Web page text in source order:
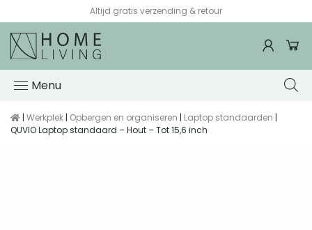
Voor 15:00 besteld, de volgende werkdag in huis*
Menu
| Werkplek | Opbergen en organiseren | Laptop standaarden |
QUVIO Laptop standaard – Hout – Tot 15,6 inch